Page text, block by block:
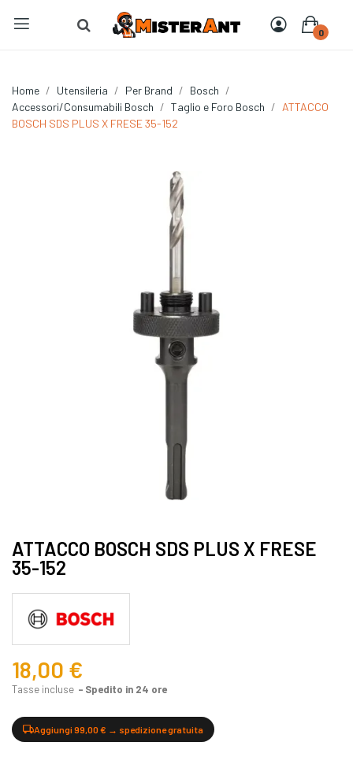
0
Home Utensileria Per Brand
Bosch
Accessori/Consumabili Bosch
Taglio e Foro Bosch
ATTACCO
BOSCH SDS PLUS X FRESE 35-152
ATTACCO BOSCH SDS PLUS X FRESE
35-152
18,00 €
Tasse incluse Spedito in 24 ore
Aggiungi 99,00 € → spedizione gratuita